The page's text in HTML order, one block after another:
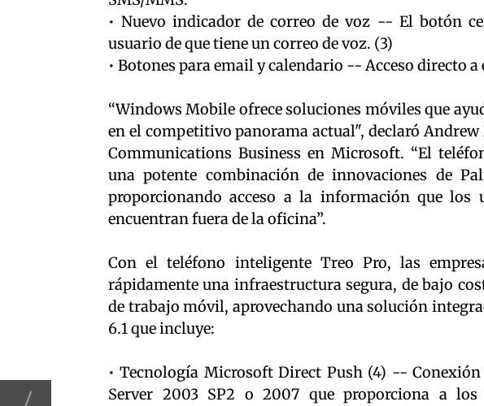
• Nuevo indicador de correo de voz -- El botón
usuario de que tiene un correo de voz. (3)
• Botones para email y calendario -- Acceso directo a
“Windows Mobile ofrece soluciones móviles que
en el competitivo panorama actual", declaró Andrew
Communications Business en Microsoft. “El
una potente combinación de innovaciones de
proporcionando acceso a la información que los
encuentran fuera de la oficina”.
Con el teléfono inteligente Treo Pro, las
rápidamente una infraestructura segura, de bajo
de trabajo móvil, aprovechando una solución
6.1 que incluye:
• Tecnología Microsoft Direct Push (4) --
Server 2003 SP2 o 2007 que proporciona a